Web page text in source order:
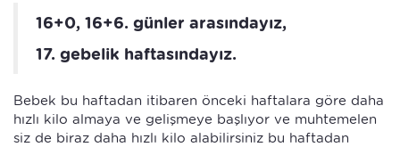
16+0, 16+6. günler arasındayız,
17. gebelik haftasındayız.
Bebek bu haftadan itibaren önceki haftalara göre daha
hızlı kilo almaya ve gelişmeye başlıyor ve muhtemelen
siz de biraz daha hızlı kilo alabilirsiniz bu haftadan